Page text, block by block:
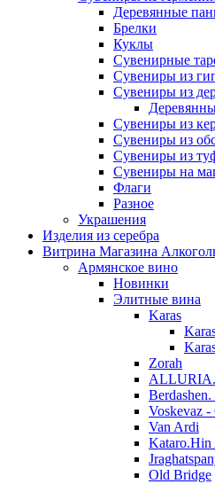
Деревянные
Брелки
Куклы
Сувенирные
Сувениры из
Сувениры из
Сувениры из
Сувениры из
Сувениры из
Сувениры на
Флаги
Разное
Украшения
Изделия из серебра
Витрина Магазина
Армянское вино
Новинки
Элитные вина
Karas
Zorah
Berdashen.
Voskevaz -
Van Ardi
Kataro.Hin
Old Bridge